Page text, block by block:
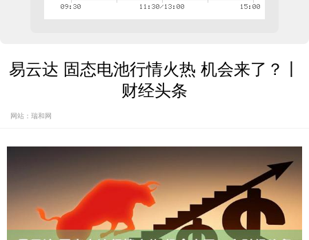
易云达 固态电池行情火热 机会来了？丨
财经头条
网站：瑞和网